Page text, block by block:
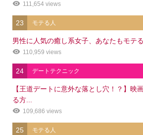
111,654 views
23 モテる人
男性に人気の癒し系女子、あなたもモテ
110,959 views
24 デートテクニック
【王道デートに意外な落とし穴！？】映
る方...
109,686 views
25 モテる人